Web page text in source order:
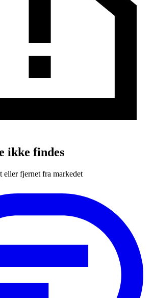
ikke findes
eller fjernet fra markedet